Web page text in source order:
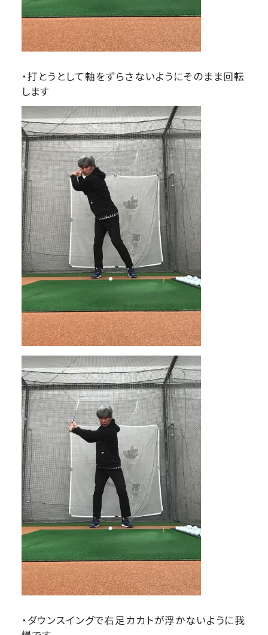
・打とうとして軸をずらさないようにそのまま回転
します
・ダウンスイングで右足カカトが浮かないように我